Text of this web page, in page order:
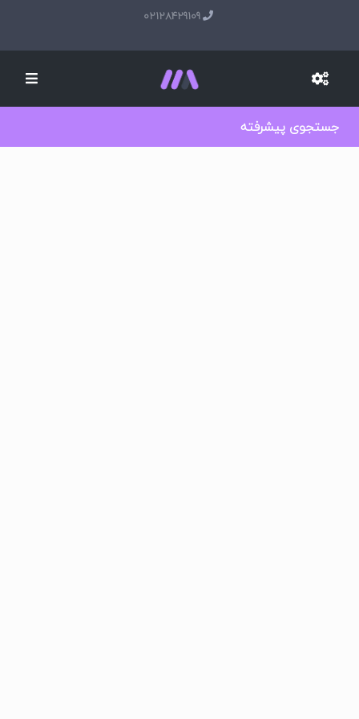
02128429109
جستجوی پیشرفته